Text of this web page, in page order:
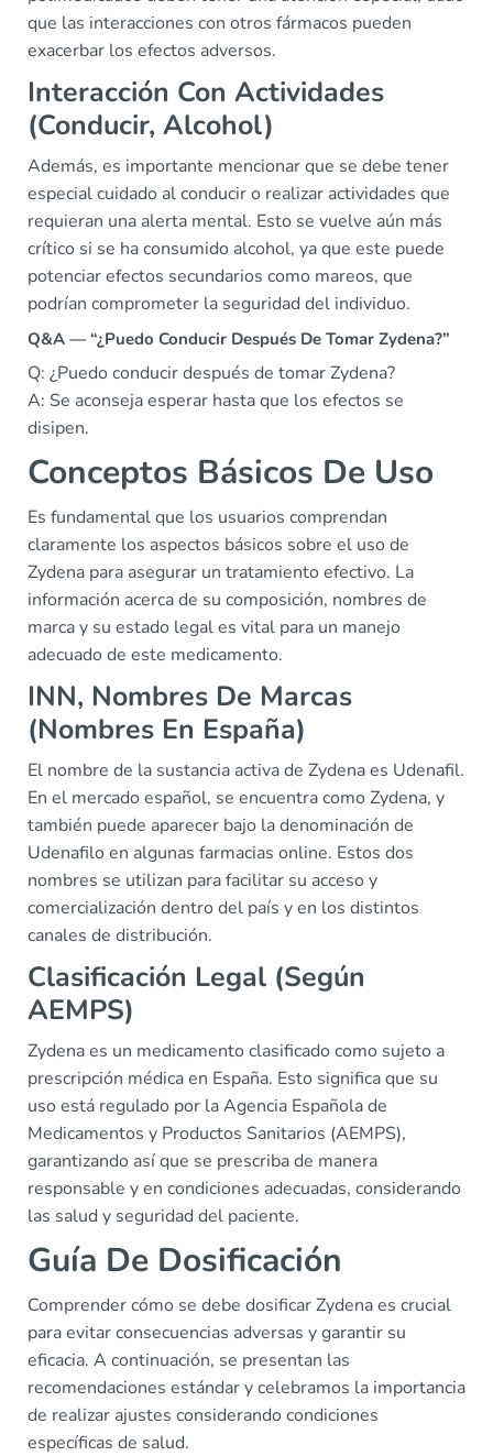
que las interacciones con otros fármacos pueden
exacerbar los efectos adversos.
Interacción Con Actividades
(Conducir, Alcohol)
Además, es importante mencionar que se debe tener
especial cuidado al conducir o realizar actividades que
requieran una alerta mental. Esto se vuelve aún más
crítico si se ha consumido alcohol, ya que este puede
potenciar efectos secundarios como mareos, que
podrían comprometer la seguridad del individuo.
Q&A — “¿Puedo Conducir Después De Tomar Zydena?”
Q: ¿Puedo conducir después de tomar Zydena?
A: Se aconseja esperar hasta que los efectos se
disipen.
Conceptos Básicos De Uso
Es fundamental que los usuarios comprendan
claramente los aspectos básicos sobre el uso de
Zydena para asegurar un tratamiento efectivo. La
información acerca de su composición, nombres de
marca y su estado legal es vital para un manejo
adecuado de este medicamento.
INN, Nombres De Marcas
(Nombres En España)
El nombre de la sustancia activa de Zydena es Udenafil.
En el mercado español, se encuentra como Zydena, y
también puede aparecer bajo la denominación de
Udenafilo en algunas farmacias online. Estos dos
nombres se utilizan para facilitar su acceso y
comercialización dentro del país y en los distintos
canales de distribución.
Clasificación Legal (Según
AEMPS)
Zydena es un medicamento clasificado como sujeto a
prescripción médica en España. Esto significa que su
uso está regulado por la Agencia Española de
Medicamentos y Productos Sanitarios (AEMPS),
garantizando así que se prescriba de manera
responsable y en condiciones adecuadas, considerando
las salud y seguridad del paciente.
Guía De Dosificación
Comprender cómo se debe dosificar Zydena es crucial
para evitar consecuencias adversas y garantir su
eficacia. A continuación, se presentan las
recomendaciones estándar y celebramos la importancia
de realizar ajustes considerando condiciones
específicas de salud.